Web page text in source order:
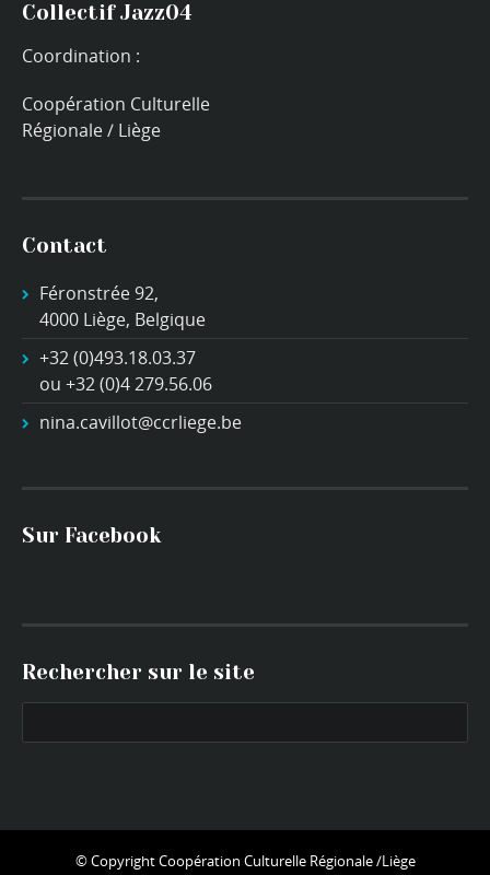
Collectif Jazz04
Coordination :
Coopération Culturelle
Régionale / Liège
Contact
Féronstrée 92,
4000 Liège, Belgique
+32 (0)493.18.03.37
ou +32 (0)4 279.56.06
nina.cavillot@ccrliege.be
Sur Facebook
Rechercher sur le site
© CopyrightCoopération Culturelle Régionale /Liège